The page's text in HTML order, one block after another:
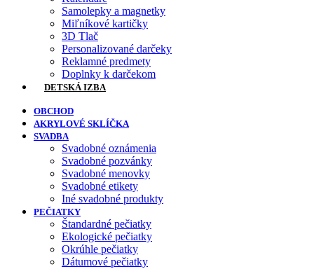
Samolepky a magnetky
Miľníkové kartičky
3D Tlač
Personalizované darčeky
Reklamné predmety
Doplnky k darčekom
DETSKÁ IZBA
OBCHOD
AKRYLOVÉ SKLÍČKA
SVADBA
Svadobné oznámenia
Svadobné pozvánky
Svadobné menovky
Svadobné etikety
Iné svadobné produkty
PEČIATKY
Štandardné pečiatky
Ekologické pečiatky
Okrúhle pečiatky
Dátumové pečiatky